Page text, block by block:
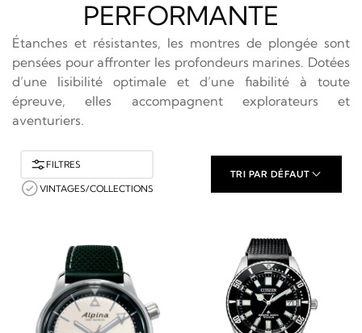
PERFORMANTE
Étanches et résistantes, les montres de plongée sont
pensées pour affronter les profondeurs marines. Dotées
d’une lisibilité optimale et d’une fiabilité à toute
épreuve, elles accompagnent explorateurs et
aventuriers.
FILTRES
VINTAGES/COLLECTIONS
TRI PAR DÉFAUT